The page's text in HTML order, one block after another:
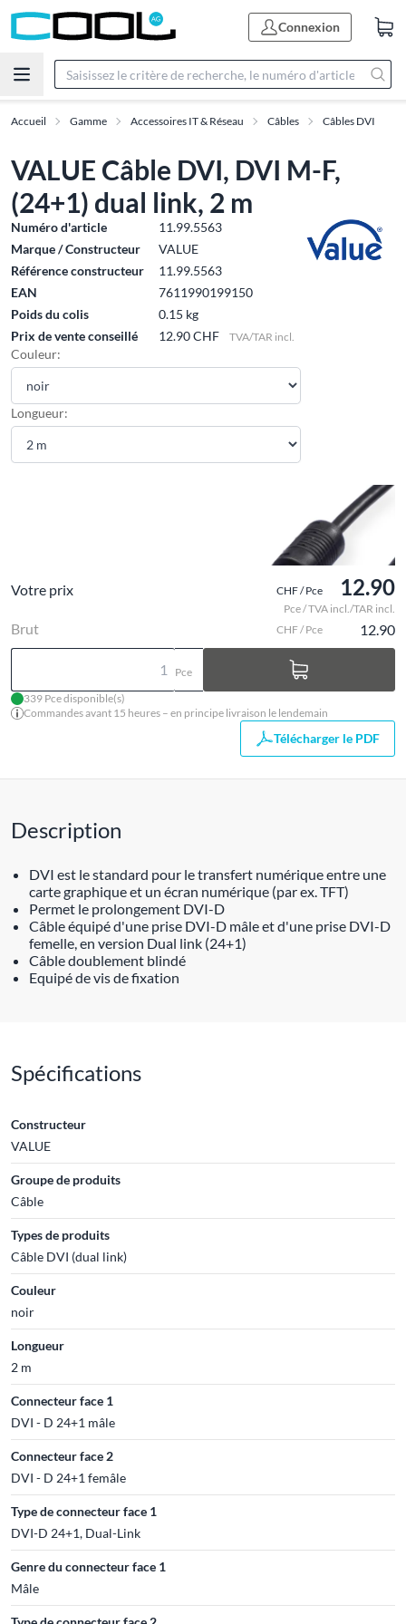
Connexion
Accueil Gamme Accessoires IT & Réseau Câbles Câbles DVI
VALUE Câble DVI, DVI M-F,
(24+1) dual link, 2 m
Numéro d'article
11.99.5563
Marque / Constructeur
VALUE
Référence constructeur
11.99.5563
EAN
7611990199150
Poids du colis
0.15 kg
Prix de vente conseillé
12.90 CHF TVA/TAR incl.
Couleur:
Longueur:
Votre prix CHF / Pce 12.90
Pce / TVA incl./TAR incl.
Brut CHF / Pce 12.90
Pce
339 Pce disponible(s)
Commandes avant 15 heures – en principe livraison le lendemain
Télécharger le PDF
Description
DVI est le standard pour le transfert numérique entre une
carte graphique et un écran numérique (par ex. TFT)
Permet le prolongement DVI-D
Câble équipé d'une prise DVI-D mâle et d'une prise DVI-D
femelle, en version Dual link (24+1)
Câble doublement blindé
Equipé de vis de fixation
Spécifications
Constructeur
VALUE
Groupe de produits
Câble
Types de produits
Câble DVI (dual link)
Couleur
noir
Longueur
2 m
Connecteur face 1
DVI - D 24+1 mâle
Connecteur face 2
DVI - D 24+1 femâle
Type de connecteur face 1
DVI-D 24+1, Dual-Link
Genre du connecteur face 1
Mâle